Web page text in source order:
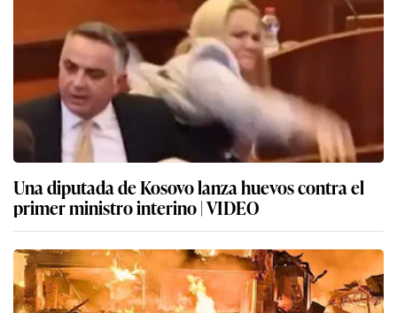
Una diputada de Kosovo lanza huevos contra el
primer ministro interino | VIDEO